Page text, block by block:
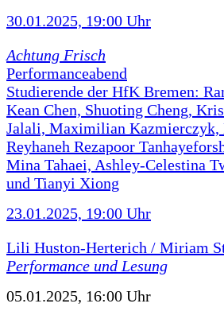
30.01.2025, 19:00 Uhr
Achtung Frisch
Performanceabend
Studierende der HfK Bremen:
Kean Chen, Shuoting Cheng,
Jalali, Maximilian
Reyhaneh Rezapoor
Mina Tahaei, Ashley-Celestina
und Tianyi Xiong
23.01.2025, 19:00 Uhr
Lili Huston-Herterich / Miriam
Performance und Lesung
05.01.2025, 16:00 Uhr